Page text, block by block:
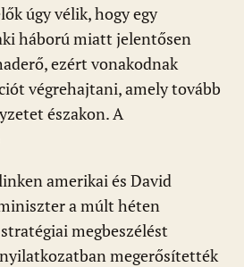
úgy vélik, hogy egy
háború miatt jelentősen
ezért vonakodnak
végrehajtani, amely tovább
északon. A
amerikai és David
a múlt héten
megbeszélést
megerősítették